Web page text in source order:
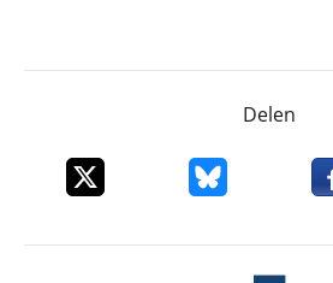
Delen
Deel dit item op XDeel dit item op